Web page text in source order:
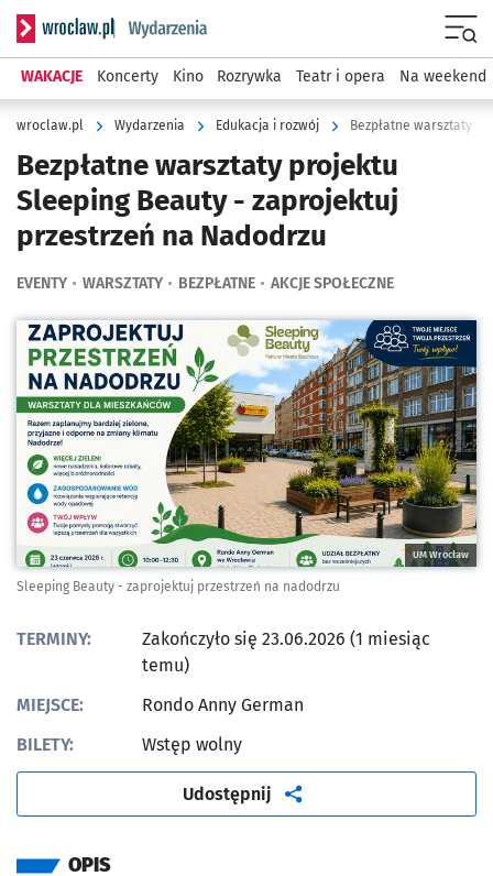
Serwis informacyjny wroclaw.pl podserwis: Wydarzenia
WAKACJE Koncerty Kino Rozrywka Teatr i opera Na weekend
wroclaw.pl Wydarzenia Edukacja i rozwój
Bezpłatne warsztaty projektu
Sleeping Beauty - zaprojektuj
przestrzeń na Nadodrzu
EVENTY WARSZTATY BEZPŁATNE AKCJE SPOŁECZNE
Kliknij, aby powiększyć
UM Wrocław
Sleeping Beauty - zaprojektuj przestrzeń na nadodrzu
TERMINY:
Zakończyło się 23.06.2026 (1 miesiąc
temu)
MIEJSCE:
Rondo Anny German
BILETY:
Wstęp wolny
Udostępnij artykuł
OPIS